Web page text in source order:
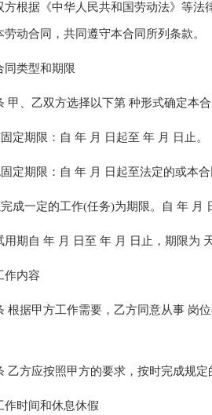
据《中华人民共和国劳动法》等法
劳动合同，共同遵守本合同所列条款。
类型和期限
、乙双方选择以下第 种形式确定本合
期限：自 年 月 日起至 年 月 日止。
期限：自 年 月 日起至法定的或本合
一定的工作(任务)为期限。自 年 月
自 年 月 日至 年 月 日止，期限为 天
内容
据甲方工作需要，乙方同意从事 岗位
方应按照甲方的要求，按时完成规定
时间和休息休假